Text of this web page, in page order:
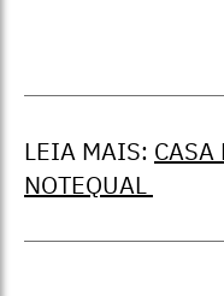
LEIA MAIS: CASA
NOTEQUAL